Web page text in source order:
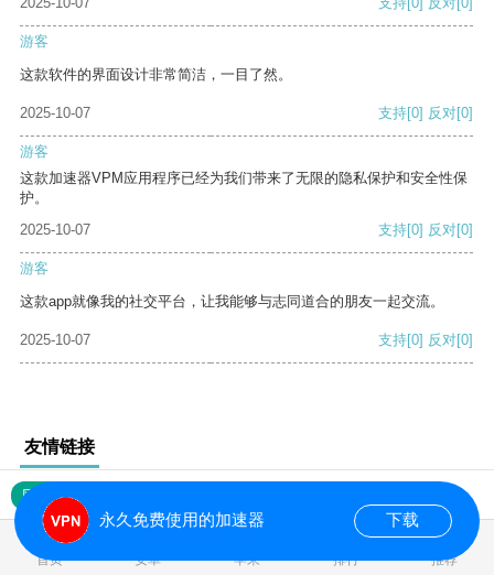
游客
这款软件的界面设计非常简洁，一目了然。
2025-10-07 支持[0] 反对[0]
游客
这款加速器VPM应用程序已经为我们带来了无限的隐私保护和安全性保
护。
2025-10-07
支持[0] 反对[0]
游客
这款app就像我的社交平台，让我能够与志同道合的朋友一起交流。
2025-10-07 支持[0] 反对[0]
友情链接
网站地图
首页 安卓 苹果 排行 推荐
永久免费使用的加速器 下载
0.017620s